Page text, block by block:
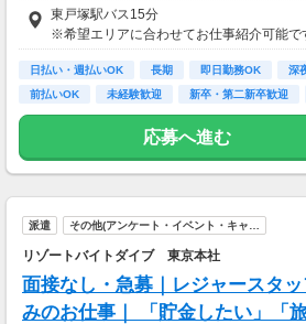
東戸塚駅バス15分
※希望エリアに合わせてお仕事紹介可能で
日払い・週払いOK 長期 即日勤務OK 深
前払いOK
未経験歓迎 新卒・第二新卒歓迎
応募へ進む
派遣 その他(アンケート・イベント・キャ…
リゾートバイトダイブ 東京本社
面接なし・急募｜レジャースタ
みのお仕事｜ 「貯金したい」「